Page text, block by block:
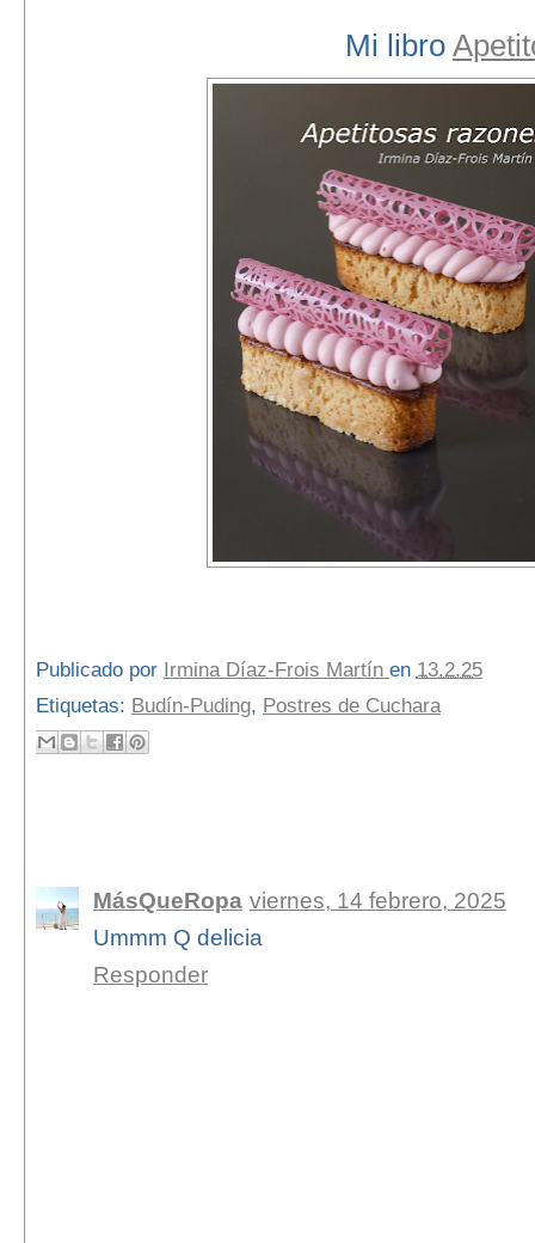
Mi libro
Publicado por Irmina Díaz-Frois Martín en 13.2.25
Etiquetas: Budín-Puding, Postres de Cuchara
MásQueRopa viernes, 14 febrero, 2025
Ummm Q delicia
Responder